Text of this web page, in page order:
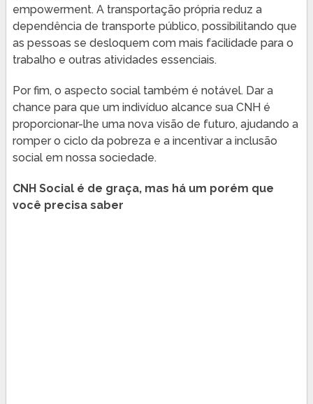
empowerment. A transportação própria reduz a
dependência de transporte público, possibilitando que
as pessoas se desloquem com mais facilidade para o
trabalho e outras atividades essenciais.
Por fim, o aspecto social também é notável. Dar a
chance para que um indivíduo alcance sua CNH é
proporcionar-lhe uma nova visão de futuro, ajudando a
romper o ciclo da pobreza e a incentivar a inclusão
social em nossa sociedade.
CNH Social é de graça, mas há um porém que
você precisa saber